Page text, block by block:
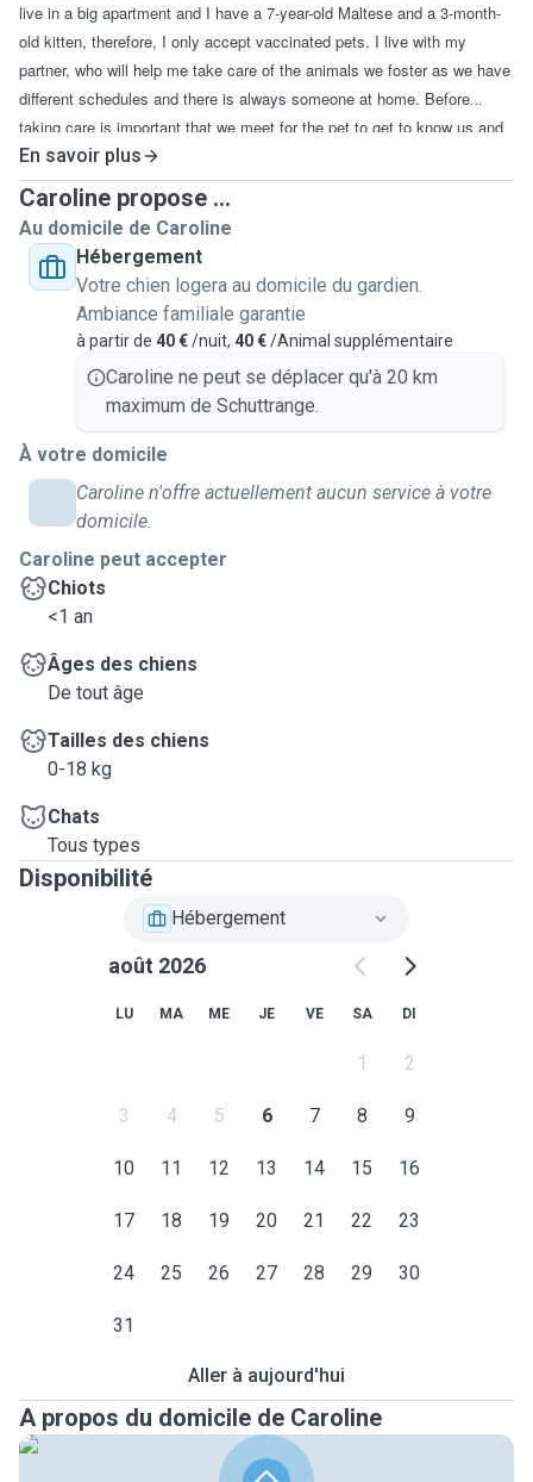
live in a big apartment and I have a 7-year-old Maltese and a 3-month-
old kitten, therefore, I only accept vaccinated pets. I live with my
partner, who will help me take care of the animals we foster as we have
different schedules and there is always someone at home. Before
taking care is important that we meet for the pet to get to know us and
our pets.
En savoir plus
Caroline propose ...
Au domicile de Caroline
Hébergement
Votre chien logera au domicile du gardien.
Ambiance familiale garantie
à partir de 40 €/nuit, 40 €/Animal supplémentaire
Caroline ne peut se déplacer qu'à 20 km
maximum de Schuttrange.
À votre domicile
Caroline n'offre actuellement aucun service à votre
domicile.
Caroline peut accepter
Chiots
<1 an
Âges des chiens
De tout âge
Tailles des chiens
0-18 kg
Chats
Tous types
Disponibilité
Hébergement
août 2026
LU MA ME JE VE SA DI
1 2
3 4 5 6 7 8 9
10 11 12 13 14 15 16
17 18 19 20 21 22 23
24 25 26 27 28 29 30
31
Aller à aujourd'hui
A propos du domicile de Caroline